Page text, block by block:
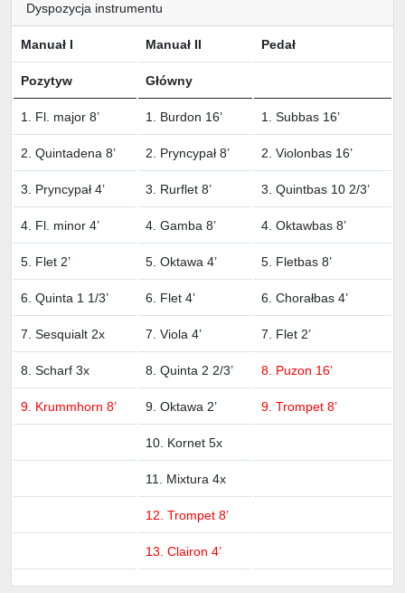
Dyspozycja instrumentu
Manuał I Manuał II Pedał
Pozytyw Główny
1. Fl. major 8’ 1. Burdon 16’ 1. Subbas 16’
2. Quintadena 8’ 2. Pryncypał 8’ 2. Violonbas 16’
3. Pryncypał 4’ 3. Rurflet 8’ 3. Quintbas 10 2/3’
4. Fl. minor 4’ 4. Gamba 8’ 4. Oktawbas 8’
5. Flet 2’ 5. Oktawa 4’ 5. Fletbas 8’
6. Quinta 1 1/3’ 6. Flet 4’ 6. Chorałbas 4’
7. Sesquialt 2x 7. Viola 4’ 7. Flet 2’
8. Scharf 3x 8. Quinta 2 2/3’ 8. Puzon 16’
9. Krummhorn 8’ 9. Oktawa 2’ 9. Trompet 8’
10. Kornet 5x
11. Mixtura 4x
12. Trompet 8’
13. Clairon 4’